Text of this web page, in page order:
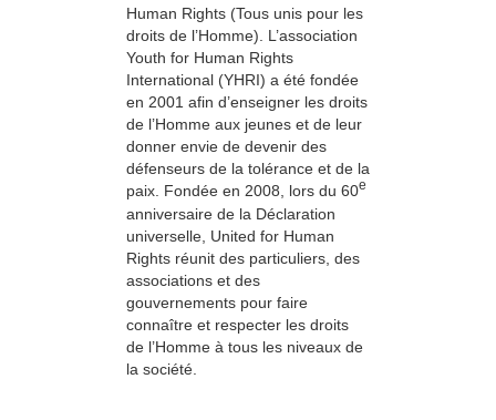
Human Rights (Tous unis pour les
droits de l’Homme). L’association
Youth for Human Rights
International (YHRI) a été fondée
en 2001 afin d’enseigner les droits
de l’Homme aux jeunes et de leur
donner envie de devenir des
défenseurs de la tolérance et de la
paix. Fondée en 2008, lors du 60e
anniversaire de la Déclaration
universelle, United for Human
Rights réunit des particuliers, des
associations et des
gouvernements pour faire
connaître et respecter les droits
de l’Homme à tous les niveaux de
la société.